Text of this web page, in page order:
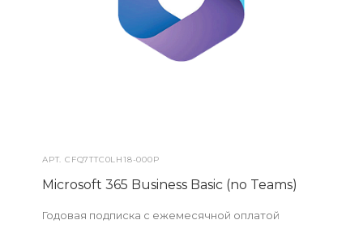
АРТ.CFQ7TTC0LH18-000P
Microsoft 365 Business Basic (no Teams)
Годовая подписка с ежемесячной оплатой